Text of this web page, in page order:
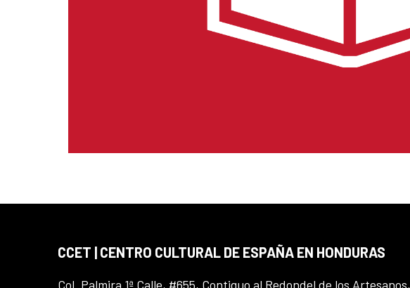
CCET | CENTRO CULTURAL DE ESPAÑA EN HONDURAS
Col. Palmira 1ª Calle, #655, Contiguo al Redondel de los Artesanos,